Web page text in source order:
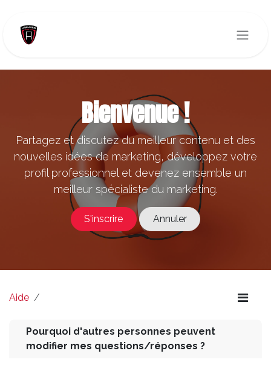
Bienvenue !
Partagez et discutez du meilleur contenu et des
nouvelles idées de marketing, développez votre
profil professionnel et devenez ensemble un
meilleur spécialiste du marketing.
S'inscrire Annuler
Aide
Pourquoi d'autres personnes peuvent
modifier mes questions/réponses ?